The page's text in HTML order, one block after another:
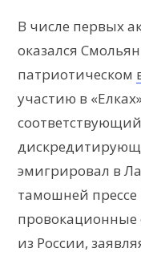
В числе первых
оказался
патриотическом
участию в
соответствующий
эмигрировал в
тамошней прессе
провокационные
из России,